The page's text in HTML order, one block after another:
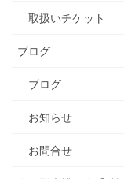
取扱いチケット
ブログ
ブログ
お知らせ
お問合せ